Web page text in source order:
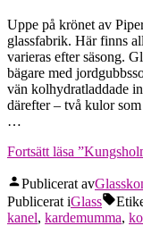
Uppe på krönet av
glassfabrik. Här finns
varieras efter säsong.
bägare med
vän kolhydratladdade
därefter – två kulor
…
Fortsätt läsa
Publicerat av
Publicerat iGlass
kanel, kardemumma,